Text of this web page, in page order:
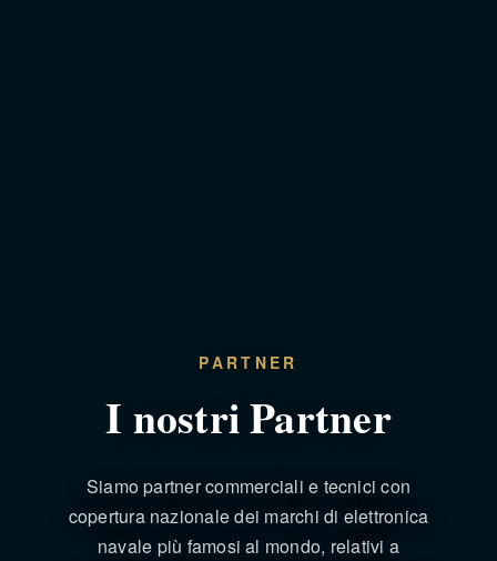
PARTNER
I nostri Partner
Siamo partner commerciali e tecnici con
copertura nazionale dei marchi di elettronica
navale più famosi al mondo, relativi a